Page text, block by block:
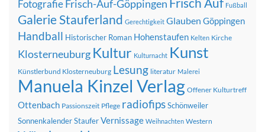
FotografieFrisch-Auf-Göppingen Fußball
Galerie Stauferland Gerechtigkeit Glauben Göppingen
Handball Historischer Roman Hohenstaufen Kelten Kirche
Klosterneuburg Kultur Kulturnacht Kunst
Künstlerbund Klosterneuburg Lesung literatur Malerei
Manuela Kinzel Verlag Offener Kulturtreff
Ottenbach Passionszeit Pflege radiofipsSchönweiler
SonnenkalenderStauferVernissage Weihnachten Western